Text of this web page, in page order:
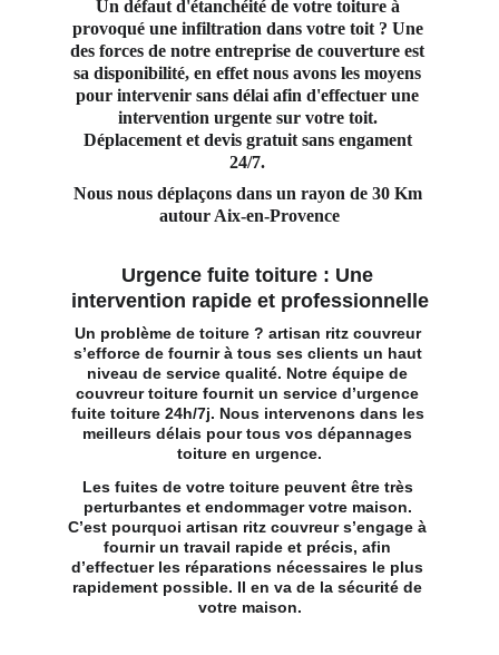
Un défaut d'étanchéité de votre toiture à
provoqué une infiltration dans votre toit ? Une
des forces de notre entreprise de couverture est
sa disponibilité, en effet nous avons les moyens
pour intervenir sans délai afin d'effectuer une
intervention urgente sur votre toit.
Déplacement et devis gratuit sans engament
24/7.
Nous nous déplaçons dans un rayon de 30 Km
autour Aix-en-Provence
Urgence fuite toiture : Une
intervention rapide et professionnelle
Un problème de toiture ? artisan ritz couvreur
s’efforce de fournir à tous ses clients un haut
niveau de service qualité. Notre équipe de
couvreur toiture fournit un service d’urgence
fuite toiture 24h/7j. Nous intervenons dans les
meilleurs délais pour tous vos dépannages
toiture en urgence.
Les fuites de votre toiture peuvent être très
perturbantes et endommager votre maison.
C’est pourquoi artisan ritz couvreur s’engage à
fournir un travail rapide et précis, afin
d’effectuer les réparations nécessaires le plus
rapidement possible. Il en va de la sécurité de
votre maison.